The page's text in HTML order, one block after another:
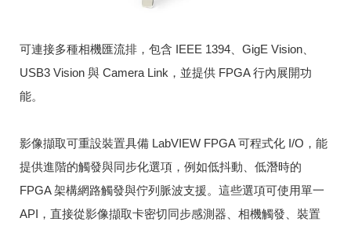
可​連​接​多​種​相​機​匯​流​排，​包​含 IEEE 1394、​GigE Vision、​
USB3 Vision 與 Camera Link，​並​提​供 FPGA 行​內​展​開​功
能。
影​像​擷​取​可​重​設​裝​置​具​備 LabVIEW FPGA 可​程​式​化 I/​O，​能​
提​供​進​階​的​觸​發​與​同​步​化​選​項，​例​如​低​抖​動、​低​潛​時​的
FPGA 架​構​網​路​觸​發​與​佇​列​脈​波​支​援。​這​些​選​項​可​使​用​單​一
API，​直​接​從​影​像​擷​取​卡​密​切​同​步​感​測​器、​相​機​觸​發、​裝​置​